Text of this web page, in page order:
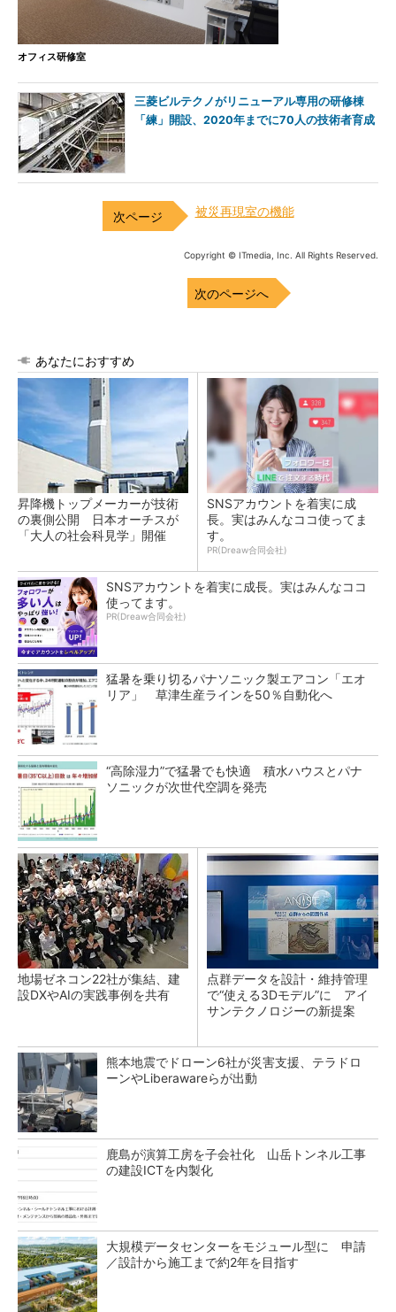
オフィス研修室
三菱ビルテクノがリニューアル専用の研修棟
「練」開設、2020年までに70人の技術者育成
被災再現室の機能
Copyright © ITmedia, Inc. All Rights Reserved.
次のページへ
あなたにおすすめ
昇降機トップメーカーが技術
の裏側公開 日本オーチスが
「大人の社会科見学」開催
SNSアカウントを着実に成
長。実はみんなココ使ってま
す。
PR(Dreaw合同会社)
SNSアカウントを着実に成長。実はみんなココ
使ってます。
PR(Dreaw合同会社)
猛暑を乗り切るパナソニック製エアコン「エオ
リア」 草津生産ラインを50％自動化へ
“高除湿力”で猛暑でも快適 積水ハウスとパナ
ソニックが次世代空調を発売
地場ゼネコン22社が集結、建
設DXやAIの実践事例を共有
点群データを設計・維持管理
で“使える3Dモデル”に アイ
サンテクノロジーの新提案
熊本地震でドローン6社が災害支援、テラドロ
ーンやLiberawareらが出動
鹿島が演算工房を子会社化 山岳トンネル工事
の建設ICTを内製化
大規模データセンターをモジュール型に 申請
／設計から施工まで約2年を目指す